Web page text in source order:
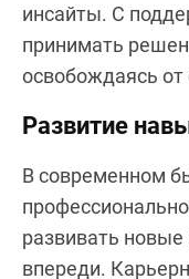
инсайты. С
принимать
освобождаясь от
Развитие
В современном
развивать
впереди.